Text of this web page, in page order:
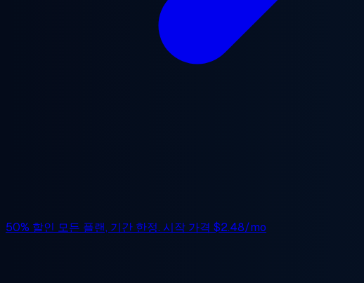
50% 할인 모든 플랜, 기간 한정. 시작 가격 $2.48/mo